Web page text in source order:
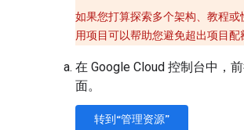
如果您打算探索多个架构、教程或
用项目可以帮助您避免超出项目配
在 Google Cloud 控制台中，
面。
转到“管理资源”